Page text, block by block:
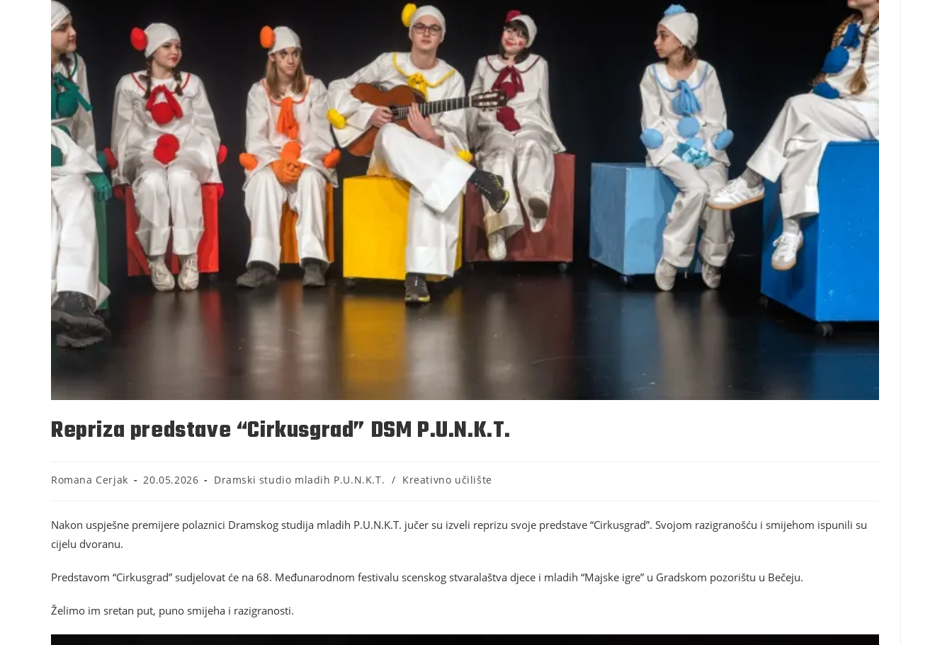
Repriza predstave “Cirkusgrad” DSM P.U.N.K.T.
Romana Cerjak 20.05.2026 Dramski studio mladih P.U.N.K.T. / Kreativno učilište
Nakon uspješne premijere polaznici Dramskog studija mladih P.U.N.K.T. jučer su izveli reprizu svoje predstave “Cirkusgrad”. Svojom razigranošću i smijehom ispunili su
cijelu dvoranu.
Predstavom “Cirkusgrad” sudjelovat će na 68. Međunarodnom festivalu scenskog stvaralaštva djece i mladih “Majske igre” u Gradskom pozorištu u Bečeju.
Želimo im sretan put, puno smijeha i razigranosti.